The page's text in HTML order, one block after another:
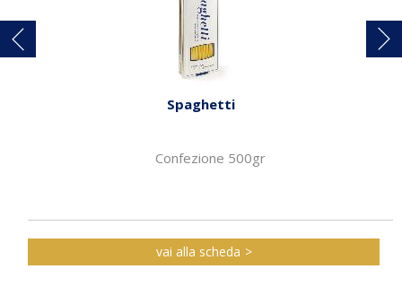
Spaghetti
Confezione 500gr
vai alla scheda